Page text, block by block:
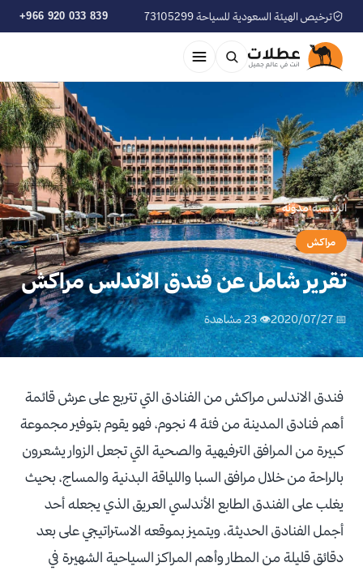
ترخيص الهيئة السعودية للسياحة 73105299 +966 920 033 839
الرئيسية›مدوّنة
مراكش
تقرير شامل عن فندق الاندلس مراكش
📅 2020/07/27 👁 23 مشاهدة
فندق الاندلس مراكش من الفنادق التي تتربع على عرش قائمة
أهم فنادق المدينة من فئة 4 نجوم، فهو يقوم بتوفير مجموعة
كبيرة من المرافق الترفيهية والصحية التي تجعل الزوار يشعرون
بالراحة من خلال مرافق السبا واللياقة البدنية والمساج، بحيث
يغلب على الفندق الطابع الأندلسي العريق الذي يجعله أحد
أجمل الفنادق الحديثة، ويتميز بموقعه الاستراتيجي على بعد
دقائق قليلة من المطار وأهم المراكز السياحية الشهيرة في